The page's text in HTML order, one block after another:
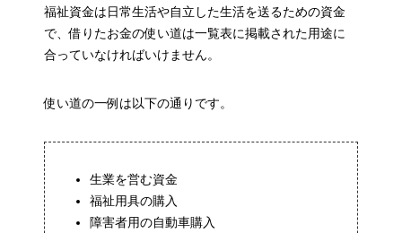
福祉資金は日常生活や自立した生活を送るための資金
で、借りたお金の使い道は一覧表に掲載された用途に
合っていなければいけません。
使い道の一例は以下の通りです。
生業を営む資金
福祉用具の購入
障害者用の自動車購入